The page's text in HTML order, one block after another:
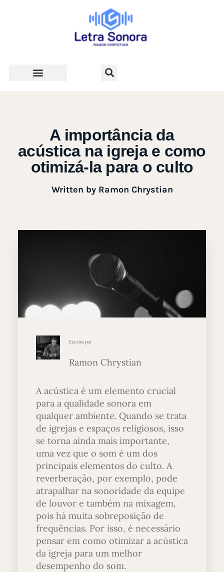
A importância da
acústica na igreja e como
otimizá-la para o culto
Written byRamon Chrystian
Escrito por
Ramon Chrystian
A acústica é um elemento crucial
para a qualidade sonora em
qualquer ambiente. Quando se trata
de igrejas e espaços religiosos, isso
se torna ainda mais importante,
uma vez que o som é um dos
principais elementos do culto. A
reverberação, por exemplo, pode
atrapalhar na sonoridade da equipe
de louvor e também na mixagem,
pois há muita sobreposição de
frequências. Por isso, é necessário
pensar em como otimizar a acústica
da igreja para um melhor
desempenho do som.